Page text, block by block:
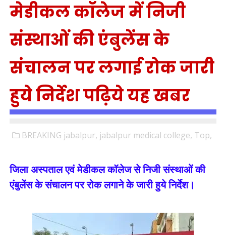
मेडीकल कॉलेज में निजी
संस्थाओं की एंबुलेंस के
संचालन पर लगाई रोक जारी
हुये निर्देश पढ़िये यह खबर
BREAKING jabalpur, jabalpur medical college, Top,
जिला अस्पताल एवं मेडीकल कॉलेज से निजी संस्थाओं की
एंबुलेंस के संचालन पर रोक लगाने के जारी हुये निर्देश।